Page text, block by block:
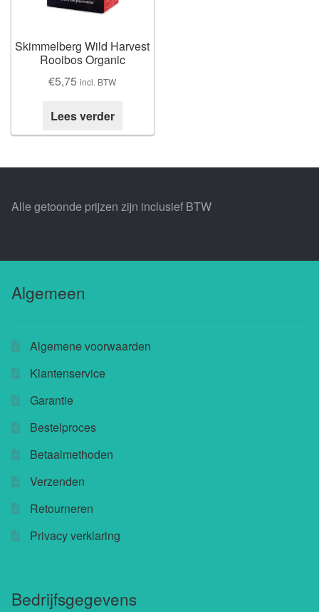
Skimmelberg
Cape Kingdom
Sceletia
Buchu
Chefs
Buchu shops
Buchu.de
Buchu.ch
Skimmelberg Wild Harvest
Rooibos Organic
€5,75 incl. BTW
Lees verder
Alle getoonde prijzen zijn inclusief BTW
Algemeen
Algemene voorwaarden
Klantenservice
Garantie
Bestelproces
Betaalmethoden
Verzenden
Retourneren
Privacy verklaring
Bedrijfsgegevens